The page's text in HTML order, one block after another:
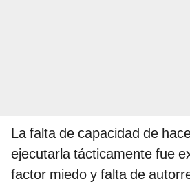
La falta de capacidad de
ejecutarla tácticamente fue
factor miedo y falta de